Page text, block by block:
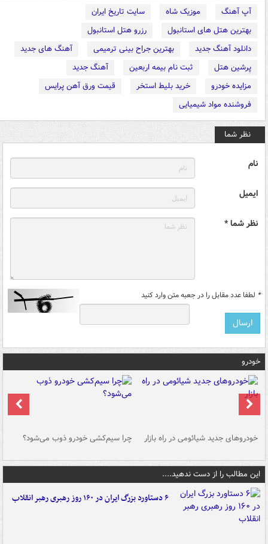
آپ آهنگ موزیک شاه
سایت تاریخ ایران
بهترین هتل های استانبول
رزرو هتل استانبول
دانلود آهنگ جدید
بهترین جراح بینی ترمیمی
آهنگ های جدید
پرشین هتل
ثبت نام بیمه اربعین
آهنگ جدید
مزایده خودرو
خرید بلیط استخر
قیمت ورق آهن پرایس
فروشنده مواد شیمیایی
نظر شما
نام
ایمیل
نظر شما *
* لطفا عدد مقابل را در جعبه متن وارد کنید
خودرو
خودروهای جدید شیائومی در راه بازار چرا سیم‌کشی خودرو ذوب می‌شود؟
این مطالب را از دست ندهید....
۶ دستاورد بزرگ ایران در ۱۶۰ روز رهبری رهبر انقلاب